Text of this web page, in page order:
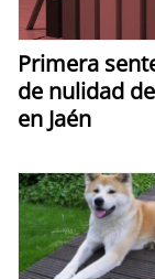
Primera
de nulidad
en Jaén